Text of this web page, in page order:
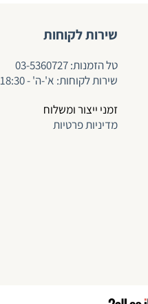
שירות לקוחות
טל הזמנות:03-5360727
שירות לקוחות: א'-ה' - 9:00-18:30
זמני ייצור ומשלוח
מדיניות פרטיות